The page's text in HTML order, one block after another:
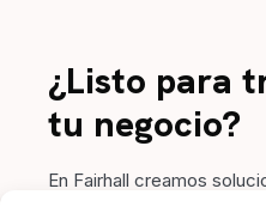
¿Listo para
tu negocio?
En Fairhall creamos